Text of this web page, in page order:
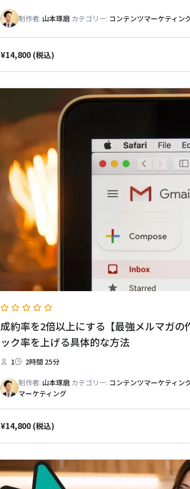
制作者: 山本琢磨 カテゴリー: コンテンツマーケティン
¥14,800 (税込)
成約率を2倍以上にする【最強メルマガの
ック率を上げる具体的な方法
1 2時間 25分
制作者: 山本琢磨 カテゴリー: コンテンツマーケティン
マーケティング
¥14,800 (税込)